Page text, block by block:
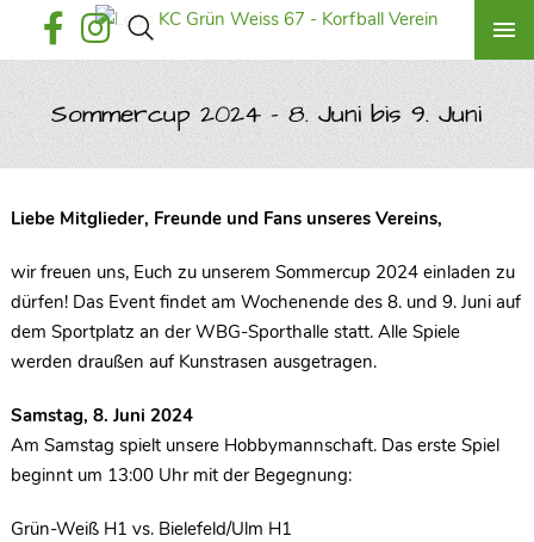
Sommercup 2024 – 8. Juni bis 9. Juni
Liebe Mitglieder, Freunde und Fans unseres Vereins,
wir freuen uns, Euch zu unserem Sommercup 2024 einladen zu
dürfen! Das Event findet am Wochenende des 8. und 9. Juni auf
dem Sportplatz an der WBG-Sporthalle statt. Alle Spiele
werden draußen auf Kunstrasen ausgetragen.
Samstag, 8. Juni 2024
Am Samstag spielt unsere Hobbymannschaft. Das erste Spiel
beginnt um 13:00 Uhr mit der Begegnung:
Grün-Weiß H1 vs. Bielefeld/Ulm H1